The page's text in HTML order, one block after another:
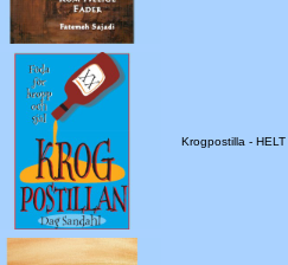
Krogpostilla -